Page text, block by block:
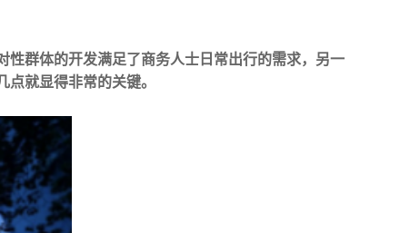
群体的开发满足了商务人士日常出行的需求，另一
点就显得非常的关键。